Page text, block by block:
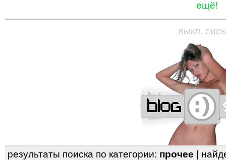
ещё!
—————————————————
выкл.
результаты поиска по категории: прочее |